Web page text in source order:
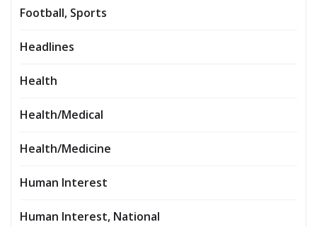
Football, Sports
Headlines
Health
Health/Medical
Health/Medicine
Human Interest
Human Interest, National